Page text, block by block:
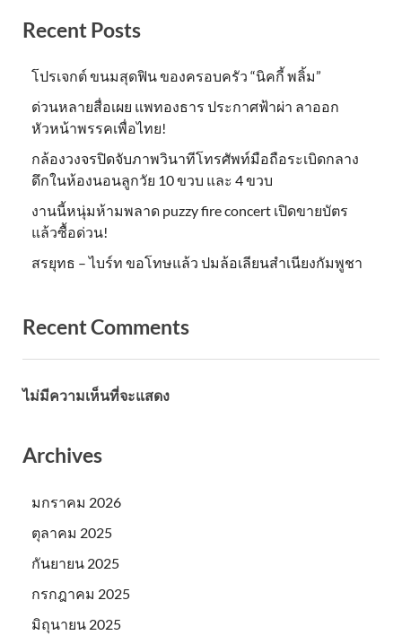
Recent Posts
โปรเจกต์ ขนมสุดฟิน ของครอบครัว “นิคกี้ พลิ้ม”
ด่วนหลายสื่อเผย แพทองธาร ประกาศฟ้าผ่า ลาออก
หัวหน้าพรรคเพื่อไทย!
กล้องวงจรปิดจับภาพวินาทีโทรศัพท์มือถือระเบิดกลาง
ดึกในห้องนอนลูกวัย 10 ขวบ และ 4 ขวบ
งานนี้หนุ่มห้ามพลาด puzzy fire concert เปิดขายบัตร
แล้วซื้อด่วน!
สรยุทธ – ไบร์ท ขอโทษแล้ว ปมล้อเลียนสำเนียงกัมพูชา
Recent Comments
ไม่มีความเห็นที่จะแสดง
Archives
มกราคม 2026
ตุลาคม 2025
กันยายน 2025
กรกฎาคม 2025
มิถุนายน 2025